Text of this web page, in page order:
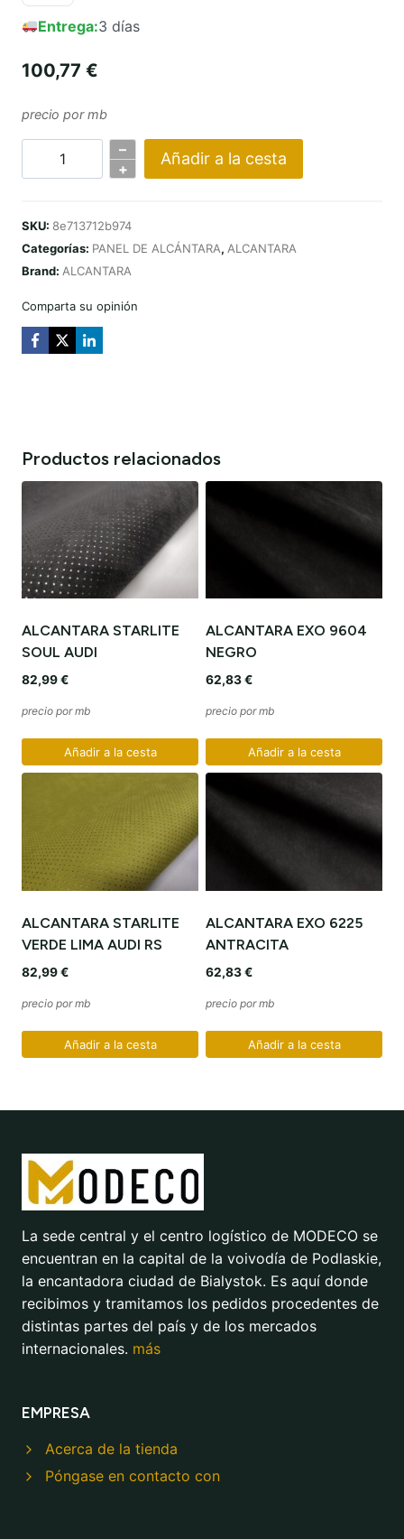
Entrega:3 días
100,77 €
precio por mb
Cantidad
9002
SCHWARZ
–
+
Añadir a la cesta
SKU: 8e713712b974
Categorías: PANEL DE ALCÁNTARA, ALCANTARA
Brand: ALCANTARA
Comparta su opinión
Productos relacionados
ALCANTARA STARLITE
SOUL AUDI
82,99€
precio por mb
Añadir a la cesta
ALCANTARA EXO 9604
NEGRO
62,83€
precio por mb
Añadir a la cesta
ALCANTARA STARLITE
VERDE LIMA AUDI RS
82,99€
precio por mb
Añadir a la cesta
ALCANTARA EXO 6225
ANTRACITA
62,83€
precio por mb
Añadir a la cesta
La sede central y el centro logístico de MODECO se
encuentran en la capital de la voivodía de Podlaskie,
la encantadora ciudad de Bialystok. Es aquí donde
recibimos y tramitamos los pedidos procedentes de
distintas partes del país y de los mercados
internacionales. más
EMPRESA
Acerca de la tienda
Póngase en contacto con